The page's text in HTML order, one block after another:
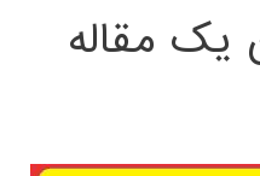
یک مقاله